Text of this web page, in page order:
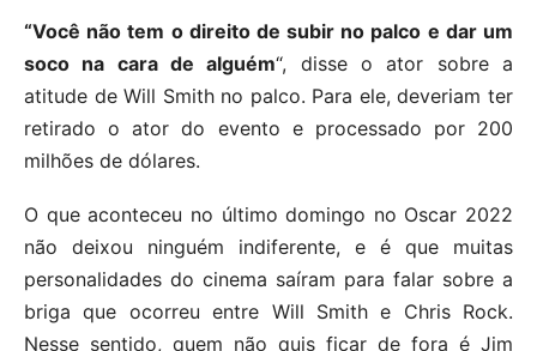
“Você não tem o direito de subir no palco e dar um
soco na cara de alguém“, disse o ator sobre a
atitude de Will Smith no palco. Para ele, deveriam ter
retirado o ator do evento e processado por 200
milhões de dólares.
O que aconteceu no último domingo no Oscar 2022
não deixou ninguém indiferente, e é que muitas
personalidades do cinema saíram para falar sobre a
briga que ocorreu entre Will Smith e Chris Rock.
Nesse sentido, quem não quis ficar de fora é Jim